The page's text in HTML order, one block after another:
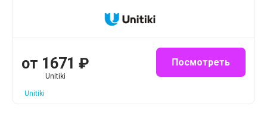
от 1671 ₽
Unitiki
Посмотреть
Unitiki